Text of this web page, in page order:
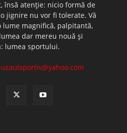
însă atenţie: nicio formă de
jignire nu vor fi tolerate. Vă
magnifică, palpitantă,
dar mereu nouă şi
lumea sportului.